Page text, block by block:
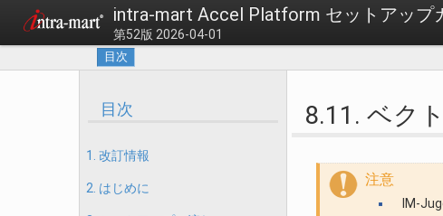
intra-mart Accel Platform セットアップ
第52版 2026-04-01
目次
目次
1. 改訂情報
2. はじめに
8.11. ベク
注意
IM-